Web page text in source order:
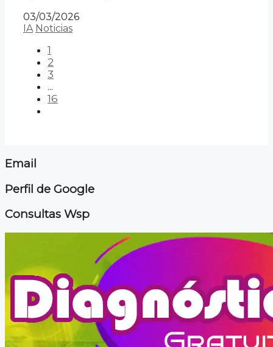
03/03/2026
IA Noticias
1
2
3
...
16
Email
Perfil de Google
Consultas Wsp